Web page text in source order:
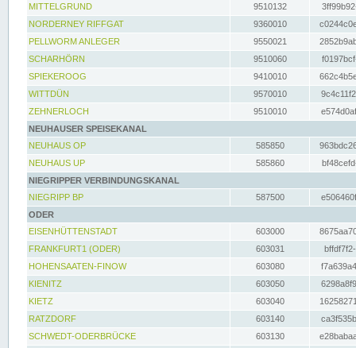
MITTELGRUND
9510132
NORDERNEY RIFFGAT
9360010
PELLWORM ANLEGER
9550021
SCHARHÖRN
9510060
SPIEKEROOG
9410010
WITTDÜN
9570010
ZEHNERLOCH
9510010
NEUHAUSER SPEISEKANAL
NEUHAUS OP
585850
NEUHAUS UP
585860
NIEGRIPPER VERBINDUNGSKANAL
NIEGRIPP BP
587500
ODER
EISENHÜTTENSTADT
603000
FRANKFURT1 (ODER)
603031
HOHENSAATEN-FINOW
603080
KIENITZ
603050
KIETZ
603040
RATZDORF
603140
SCHWEDT-ODERBRÜCKE
603130